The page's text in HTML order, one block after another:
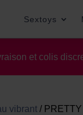
Sextoys
et colis
vibrant /